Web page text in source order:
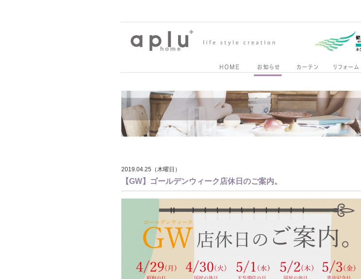
2019.04.25（木曜日）
【GW】ゴールデンウィーク店休日のご案内。